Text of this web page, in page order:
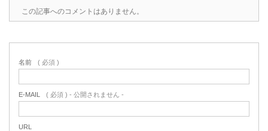
この記事へのコメントはありません。
名前 ( 必須 )
E-MAIL ( 必須 ) - 公開されません -
URL